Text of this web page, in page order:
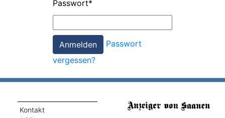
Passwort*
Passwort
vergessen?
Kontakt